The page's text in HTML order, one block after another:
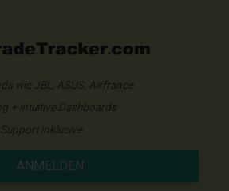
wie JBL, ASUS, Airfrance
+ intuitive Dashboards
inklusive
ANMELDEN